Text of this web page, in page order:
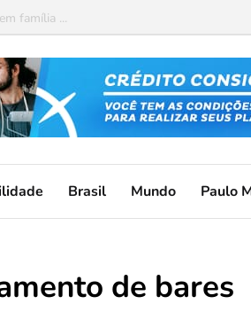
Brasil Mundo Paulo
de bares